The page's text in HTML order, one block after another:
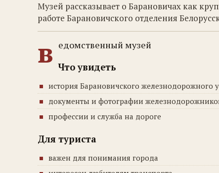
Музей рассказывает о Барановичах как
работе Барановичского отделения
в едомственный музей
Что увидеть
история Барановичского железнодорожного
документы и фотографии
профессии и служба на дороге
Для туриста
важен для понимания города